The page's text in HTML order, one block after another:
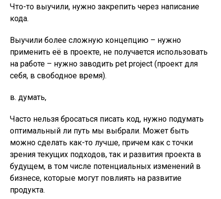
Что-то выучили, нужно закрепить через написание
кода.
Выучили более сложную концепцию – нужно
применить её в проекте, не получается использовать
на работе – нужно заводить pet project (проект для
себя, в свободное время).
в. думать,
Часто нельзя бросаться писать код, нужно подумать
оптимальный ли путь мы выбрали. Может быть
можно сделать как-то лучше, причем как с точки
зрения текущих подходов, так и развития проекта в
будущем, в том числе потенциальных изменений в
бизнесе, которые могут повлиять на развитие
продукта.